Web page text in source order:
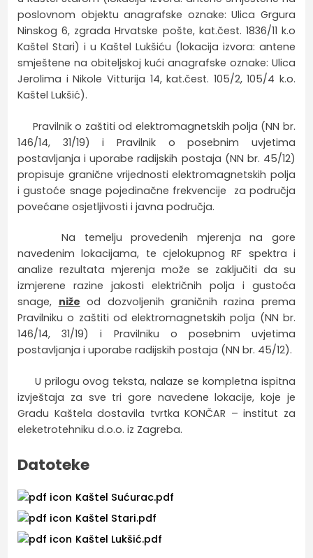
poslovnom objektu anagrafske oznake: Ulica Grgura
Ninskog 6, zgrada Hrvatske pošte, kat.čest. 1836/11 k.o
Kaštel Stari) i u Kaštel Lukšiću (lokacija izvora: antene
smještene na obiteljskoj kući anagrafske oznake: Ulica
Jerolima i Nikole Vitturija 14, kat.čest. 105/2, 105/4 k.o.
Kaštel Lukšić).
Pravilnik o zaštiti od elektromagnetskih polja (NN br.
146/14, 31/19) i Pravilnik o posebnim uvjetima
postavljanja i uporabe radijskih postaja (NN br. 45/12)
propisuje granične vrijednosti elektromagnetskih polja
i gustoće snage pojedinačne frekvencije za područja
povećane osjetljivosti i javna područja.
Na temelju provedenih mjerenja na gore
navedenim lokacijama, te cjelokupnog RF spektra i
analize rezultata mjerenja može se zaključiti da su
izmjerene razine jakosti električnih polja i gustoća
snage, niže od dozvoljenih graničnih razina prema
Pravilniku o zaštiti od elektromagnetskih polja (NN br.
146/14, 31/19) i Pravilniku o posebnim uvjetima
postavljanja i uporabe radijskih postaja (NN br. 45/12).
U prilogu ovog teksta, nalaze se kompletna ispitna
izvještaja za sve tri gore navedene lokacije, koje je
Gradu Kaštela dostavila tvrtka KONČAR – institut za
eleketrotehniku d.o.o. iz Zagreba.
Datoteke
Kaštel Sućurac.pdf
Kaštel Stari.pdf
Kaštel Lukšić.pdf